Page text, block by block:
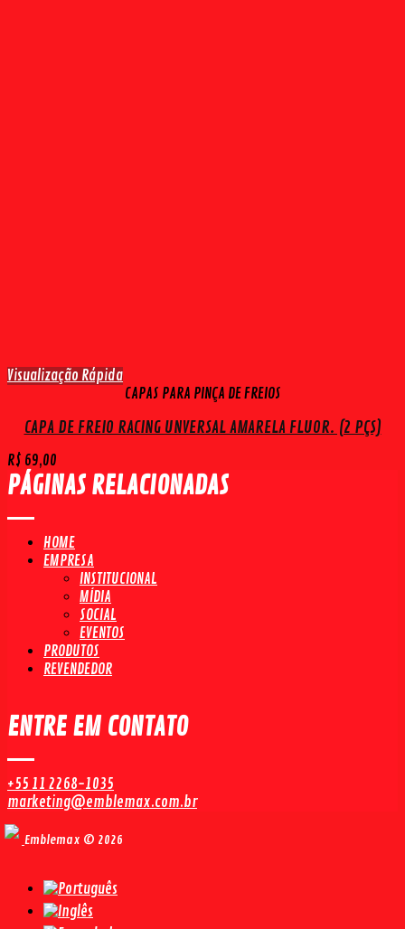
Visualização Rápida
CAPAS PARA PINÇA DE FREIOS
CAPA DE FREIO RACING UNVERSAL AMARELA FLUOR. (2 PÇS)
R$ 69,00
PÁGINAS RELACIONADAS
HOME
EMPRESA
INSTITUCIONAL
MÍDIA
SOCIAL
EVENTOS
PRODUTOS
REVENDEDOR
ENTRE EM CONTATO
+55 11 2268-1035
marketing@emblemax.com.br
Emblemax © 2026